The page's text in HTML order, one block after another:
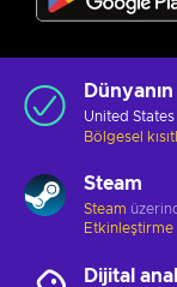
United
Bölgesel
Steam
Steam
Etkinleştirme
Dijital